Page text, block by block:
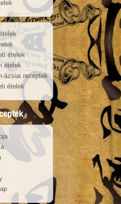
ételek
ételek
ázsiai receptek
ételek